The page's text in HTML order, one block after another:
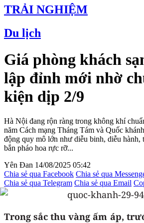
TRẢI NGHIỆM
Du lịch
Giá phòng khách
lập đỉnh mới nhờ
kiện dịp 2/9
Hà Nội đang rộn ràng trong không khí
năm Cách mạng Tháng Tám và Quốc
động quy mô lớn như diễu binh, diễu hành,
bắn pháo hoa rực rỡ...
Yên Đan 14/08/2025 05:42
Chia sẻ qua Facebook Chia sẻ qua
Chia sẻ qua Telegram Chia sẻ qua Email
Trong sắc thu vàng ấm áp,